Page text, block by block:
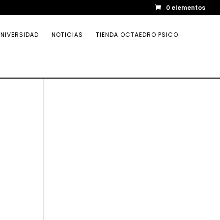
0 elementos
NOTICIAS TIENDA OCTAEDRO PSICO